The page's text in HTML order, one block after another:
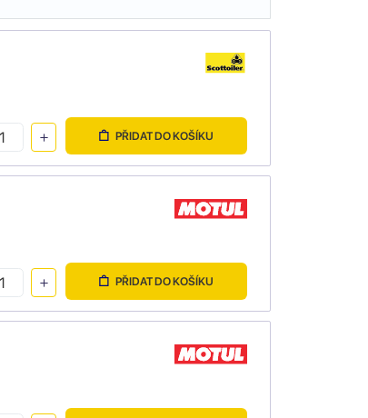
PŘIDAT DO KOŠÍKU
PŘIDAT DO KOŠÍKU